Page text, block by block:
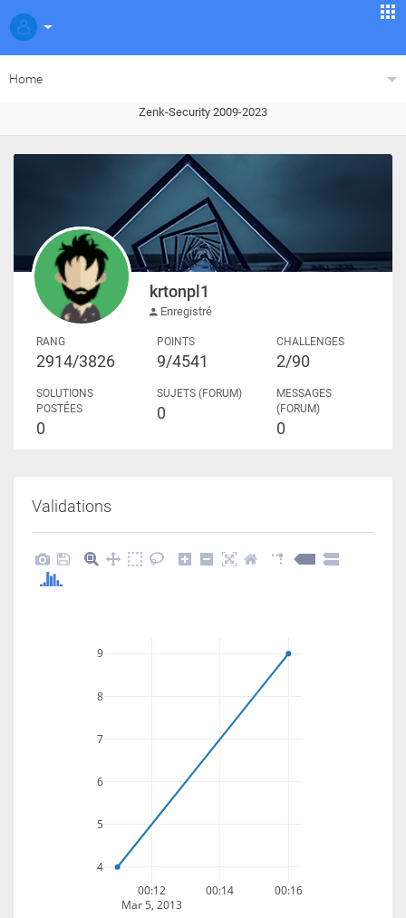
Home
Zenk-Security 2009-2023
krtonpl1
Enregistré
RANG
2914/3826
POINTS
9/4541
CHALLENGES
2/90
SOLUTIONS
POSTÉES
0
SUJETS (FORUM)
0
MESSAGES
(FORUM)
0
Validations
00:12
Mar 5, 2013
00:14 00:16
4
5
6
7
8
9